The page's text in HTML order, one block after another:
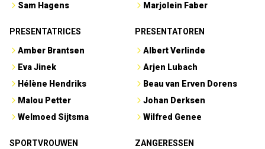
Sam Hagens
Marjolein Faber
PRESENTATRICES
Amber Brantsen
Eva Jinek
Hélène Hendriks
Malou Petter
Welmoed Sijtsma
PRESENTATOREN
Albert Verlinde
Arjen Lubach
Beau van Erven Dorens
Johan Derksen
Wilfred Genee
SPORTVROUWEN
ZANGERESSEN